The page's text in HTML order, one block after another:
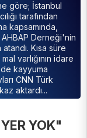
göre; İstanbul
tarafından
kapsamında,
Derneği'nin
Kısa süre
varlığının idare
kayyuma
CNN Türk
aktardı...
YOK"